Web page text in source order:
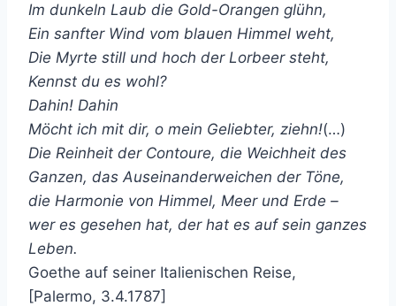
Im dunkeln Laub die Gold-Orangen glühn,
Ein sanfter Wind vom blauen Himmel weht,
Die Myrte still und hoch der Lorbeer steht,
Kennst du es wohl?
Dahin! Dahin
Möcht ich mit dir, o mein Geliebter, ziehn!(…)
Die Reinheit der Contoure, die Weichheit des
Ganzen, das Auseinanderweichen der Töne,
die Harmonie von Himmel, Meer und Erde –
wer es gesehen hat, der hat es auf sein ganzes
Leben.
Goethe auf seiner Italienischen Reise,
[Palermo, 3.4.1787]